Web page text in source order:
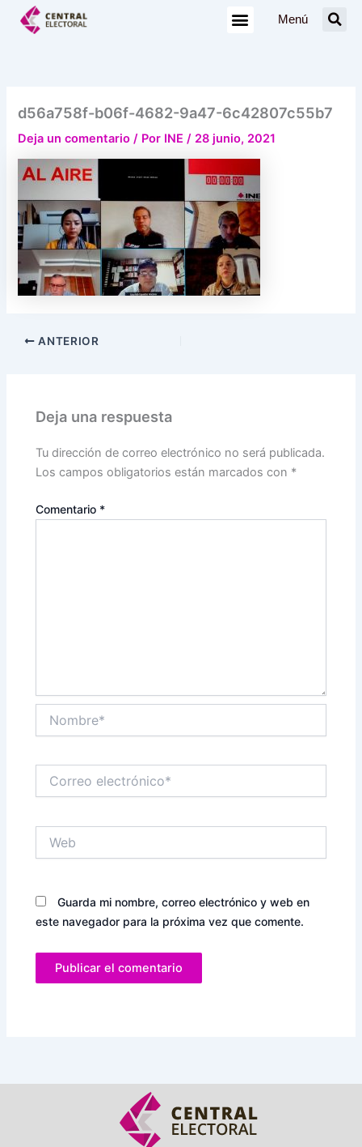
Menú
d56a758f-b06f-4682-9a47-6c42807c55b7
Deja un comentario / Por INE/ 28 junio, 2021
ANTERIOR
Deja una respuesta
Tu dirección de correo electrónico no será publicada.
Los campos obligatorios están marcados con *
Comentario *
electrónico*
Guarda mi nombre, correo electrónico y web en
este navegador para la próxima vez que comente.